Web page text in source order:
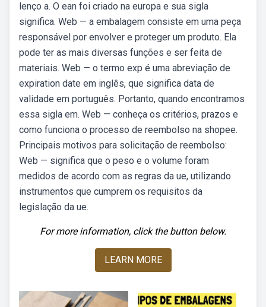
lenço a. O ean foi criado na europa e sua sigla
significa. Web — a embalagem consiste em uma peça
responsável por envolver e proteger um produto. Ela
pode ter as mais diversas funções e ser feita de
materiais. Web — o termo exp é uma abreviação de
expiration date em inglês, que significa data de
validade em português. Portanto, quando encontramos
essa sigla em. Web — conheça os critérios, prazos e
como funciona o processo de reembolso na shopee.
Principais motivos para solicitação de reembolso:
Web — significa que o peso e o volume foram
medidos de acordo com as regras da ue, utilizando
instrumentos que cumprem os requisitos da
legislação da ue.
For more information, click the button below.
LEARN MORE